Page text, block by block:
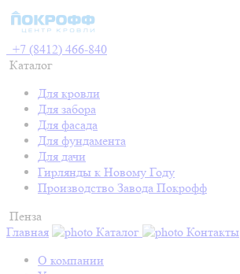
+7 (8412) 466-840
Каталог
Для кровли
Для забора
Для фасада
Для фундамента
Для дачи
Гирлянды к Новому Году
Производство Завода Покрофф
Пенза
Главная
Каталог Контакты
О компании